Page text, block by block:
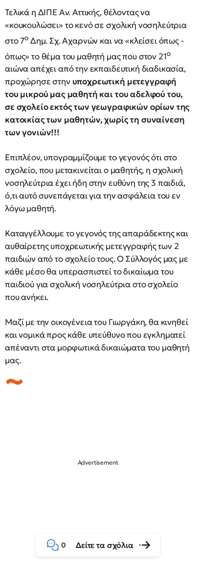
Τελικά η ΔΙΠΕ Αν. Αττικής, θέλοντας να
«κουκουλώσει» το κενό σε σχολική νοσηλεύτρια
στο 7ο Δημ. Σχ. Αχαρνών και να «κλείσει όπως -
όπως» το θέμα του μαθητή μας που στον 21ο
αιώνα απέχει από την εκπαιδευτική διαδικασία,
προχώρησε στην υποχρεωτική μετεγγραφή
του μικρού μας μαθητή και του αδελφού του,
σε σχολείο εκτός των γεωγραφικών ορίων της
κατοικίας των μαθητών, χωρίς τη συναίνεση
των γονιών!!!
Επιπλέον, υπογραμμίζουμε το γεγονός ότι στο
σχολείο, που μετακινείται ο μαθητής, η σχολική
νοσηλεύτρια έχει ήδη στην ευθύνη της 3 παιδιά,
ό,τι αυτό συνεπάγεται για την ασφάλεια του εν
λόγω μαθητή.
Καταγγέλλουμε το γεγονός της απαράδεκτης και
αυθαίρετης υποχρεωτικής μετεγγραφής των 2
παιδιών από το σχολείο τους. Ο Σύλλογός μας με
κάθε μέσο θα υπερασπιστεί το δικαίωμα του
παιδιού για σχολική νοσηλεύτρια στο σχολείο
που ανήκει.
Μαζί με την οικογένεια του Γιωργάκη, θα κινηθεί
και νομικά προς κάθε υπεύθυνο που εγκληματεί
απέναντι στα μορφωτικά δικαιώματα του μαθητή
μας.
0 Δείτε τα σχόλια